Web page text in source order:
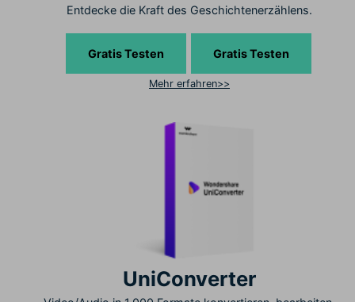
Entdecke die Kraft des Geschichtenerzählens.
Gratis Testen Gratis Testen
Mehr erfahren>>
UniConverter